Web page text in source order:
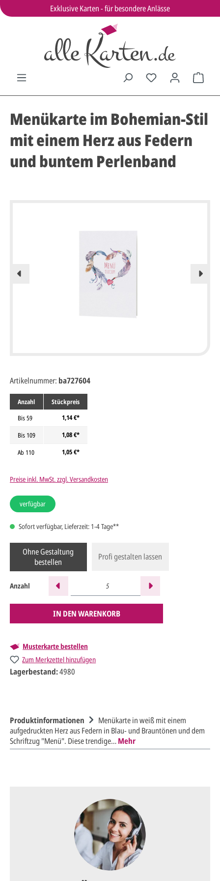
Exklusive Karten - für besondere Anlässe
Menükarte im Bohemian-Stil
mit einem Herz aus Federn
und buntem Perlenband
Anzahl
Stückpreis
Bis59
1,14 €*
Bis 109
1,08 €*
Ab 110 1,05 €*
Preise inkl. MwSt. zzgl. Versandkosten
verfügbar
Sofort verfügbar, Lieferzeit: 1-4 Tage**
Ohne Gestaltung
bestellen
Profi gestalten lassen
Anzahl
IN DEN WARENKORB
Musterkarte bestellen
Zum Merkzettel hinzufügen
Artikelnummer: ba727604
Lagerbestand:4980
Produktinformationen
Menükarte in weiß mit einem
aufgedruckten Herz aus Federn in Blau- und Brauntönen und dem
Schriftzug "Menü". Diese trendige…Mehr